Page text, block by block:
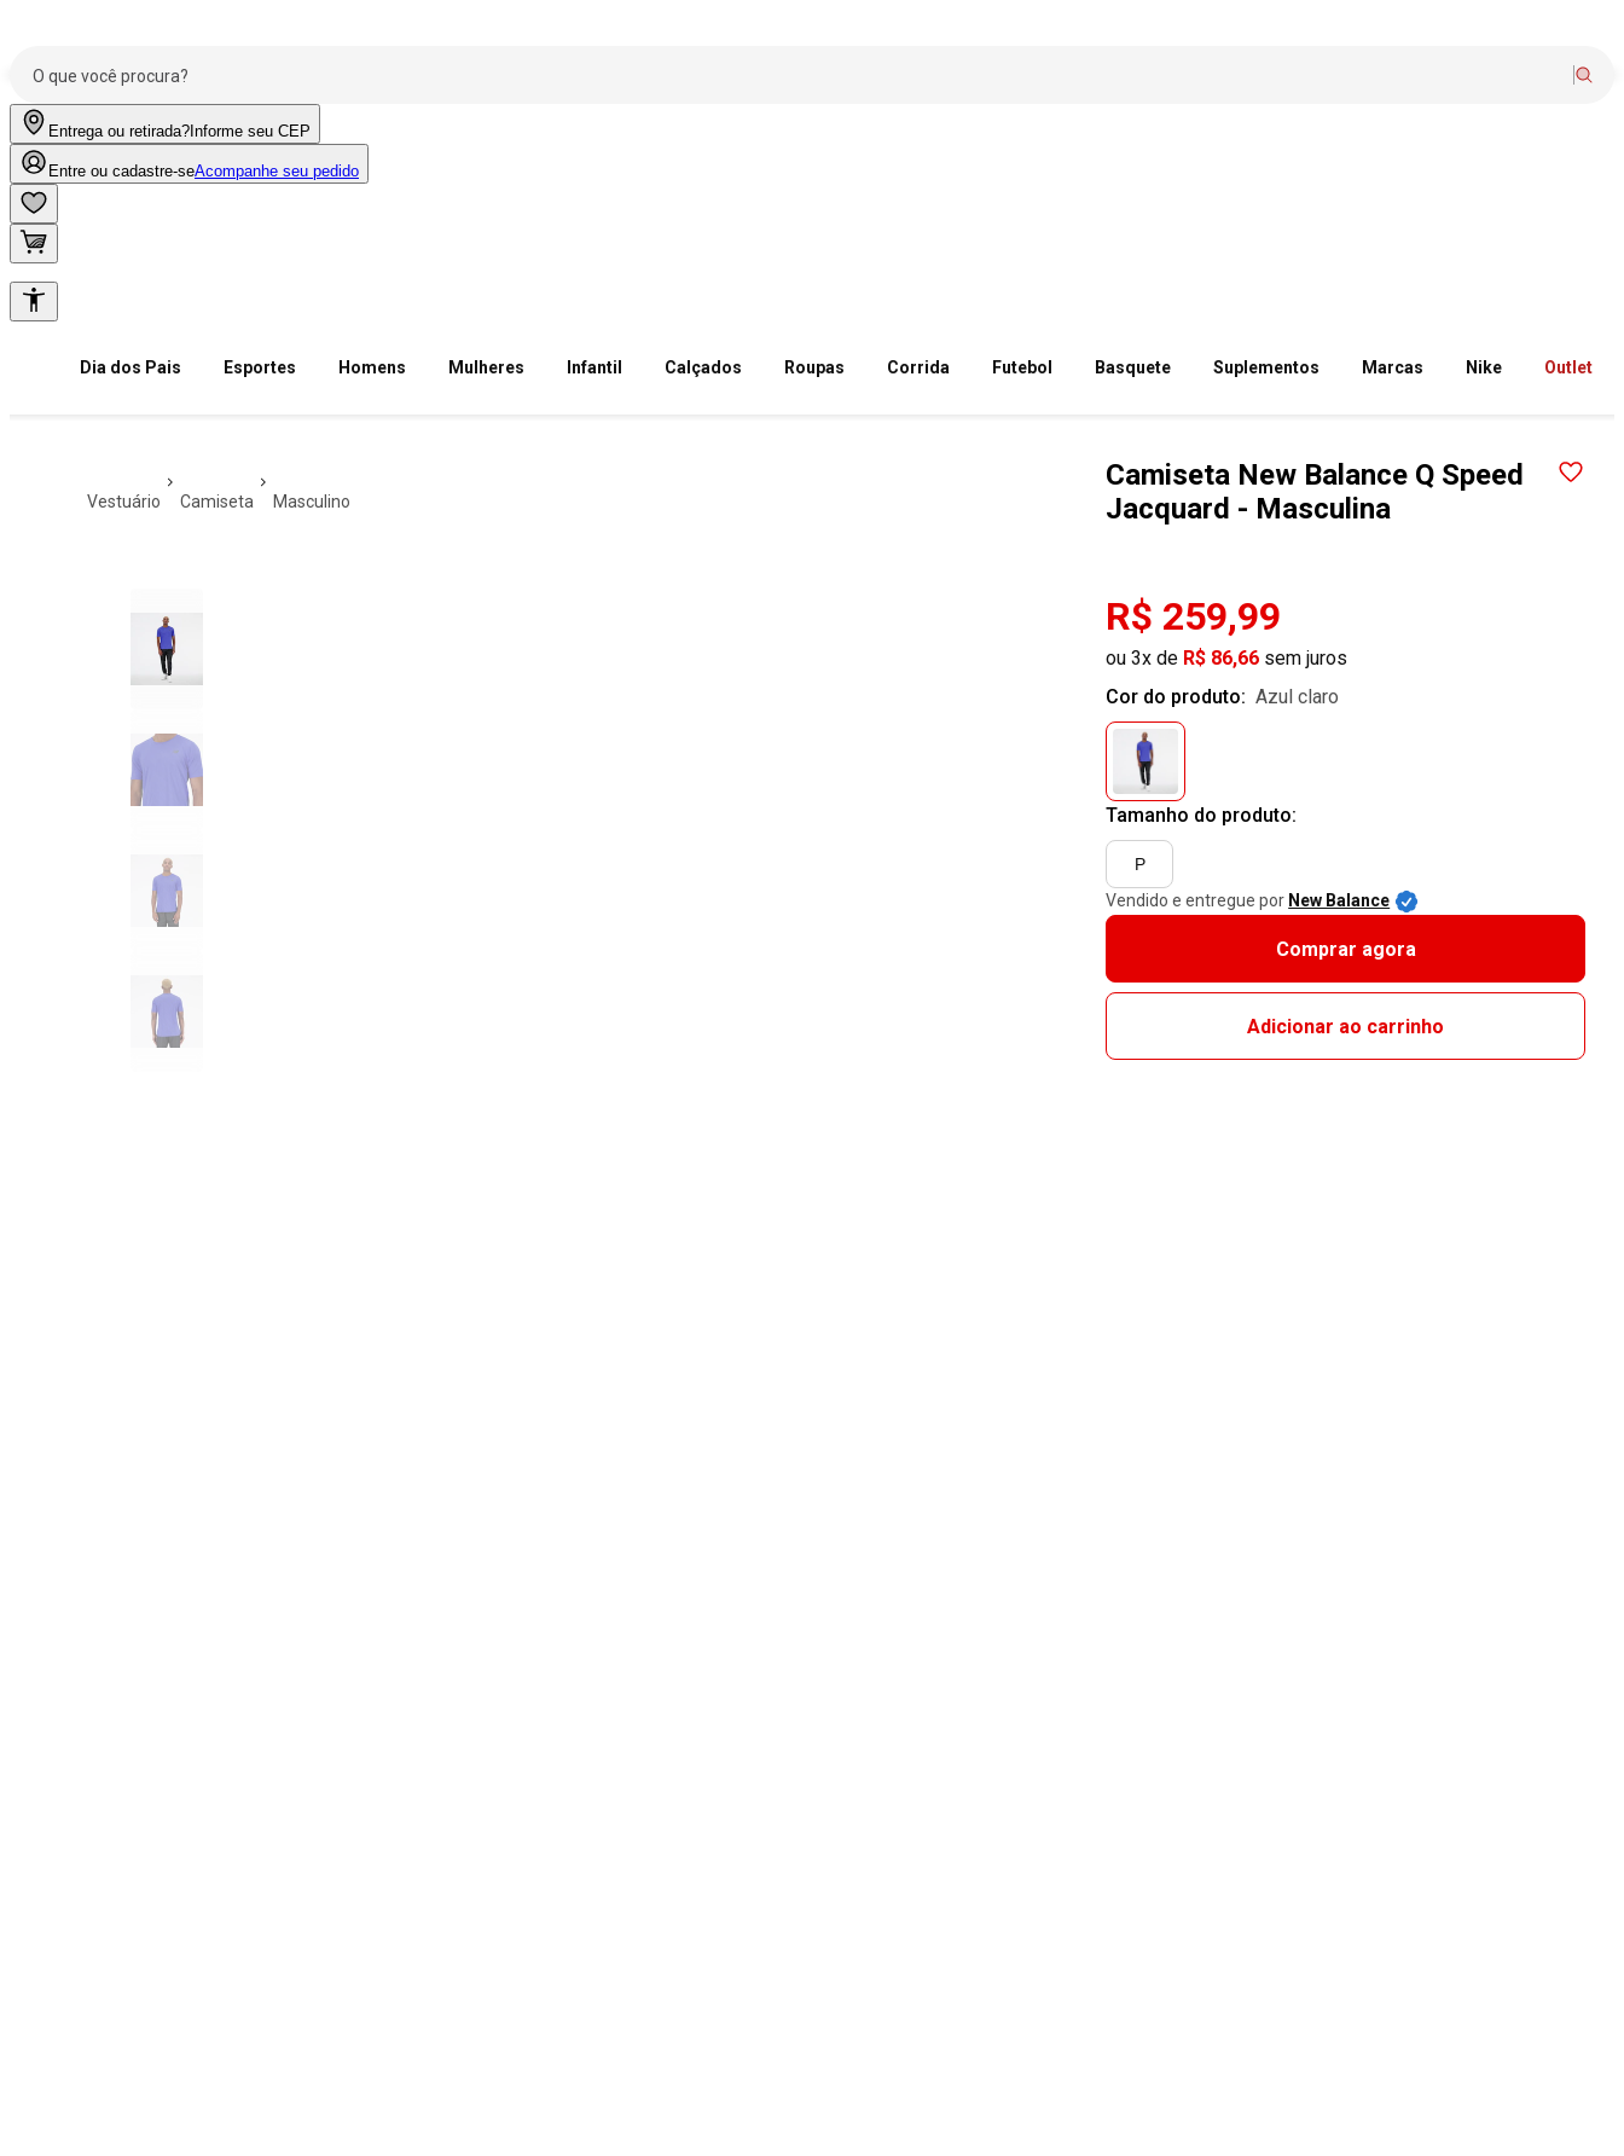
Entrega ou retirada? Informe seu CEP
Entre ou cadastre-seAcompanhe seu pedido
Dia dos Pais Esportes Homens Mulheres Infantil Calçados Roupas Corrida Futebol Basquete Suplementos Marcas Nike Outlet
vestuário camiseta masculino
Camiseta New Balance Q Speed
Jacquard - Masculina
R$ 259,99
ou 3x de R$ 86,66 sem juros
Cor do produto:
azul claro
Tamanho do produto:
P
Vendido e entregue por New Balance
Comprar agora
Adicionar ao carrinho